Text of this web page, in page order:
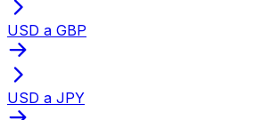
USD a GBP
USD a JPY